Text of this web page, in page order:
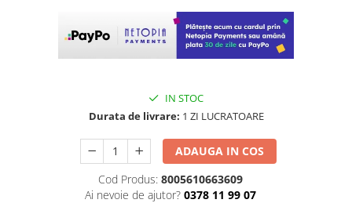
IN STOC
Durata de livrare: 1 ZI LUCRATOARE
ADAUGA IN COS
Cod Produs: 8005610663609
Ai nevoie de ajutor? 0378 11 99 07